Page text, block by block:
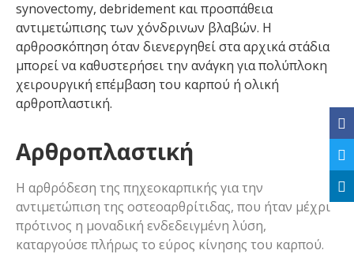
synovectomy, debridement και προσπάθεια
αντιμετώπισης των χόνδρινων βλαβών. Η
αρθροσκόπηση όταν διενεργηθεί στα αρχικά στάδια
μπορεί να καθυστερήσει την ανάγκη για πολύπλοκη
χειρουργική επέμβαση του καρπού ή ολική
αρθροπλαστική.
Αρθροπλαστική
Η αρθρόδεση της πηχεοκαρπικής για την
αντιμετώπιση της οστεοαρθρίτιδας, που ήταν μέχρι
πρότινος η μοναδική ενδεδειγμένη λύση,
καταργούσε πλήρως το εύρος κίνησης του καρπού.